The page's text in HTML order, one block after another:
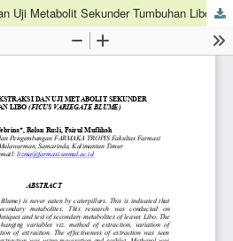
Optimalisasi Ekstraksi dan Uji Metabolit Sekunder Tumbuhan Libo (Ficus variegate Blume)